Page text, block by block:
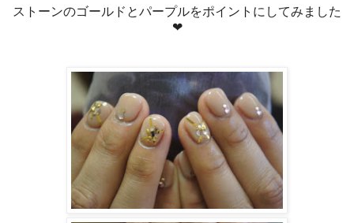
ストーンのゴールドとパープルをポイントにしてみました
❤